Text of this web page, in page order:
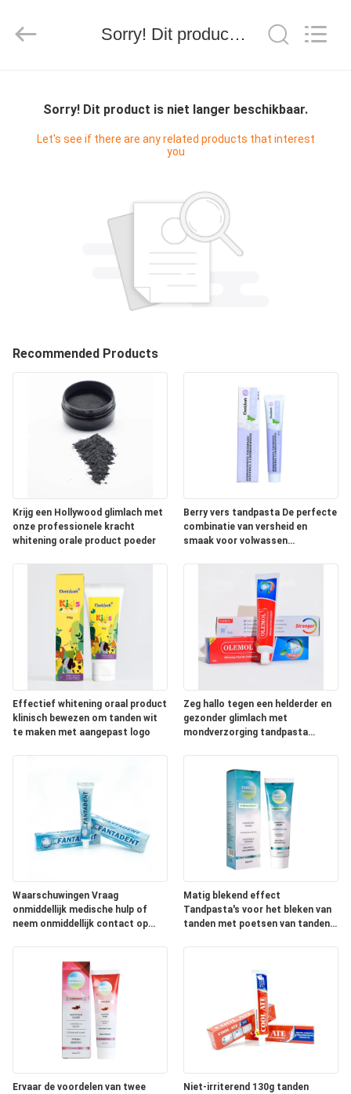
PRODUCTEN
ONGEVEER
FABRIEKSREIS
KWALITEITSCONTROLE
CONTACTEER
VERZOEK
OM
EEN
CITAAT
SITEMAP
PRIVACYBELEID
CENTER.
Sorry! Dit product is niet langer beschikbaar.
Sorry! Dit product is niet langer beschikbaar.
Let's see if there are any related products that interest
you
Recommended Products
Krijg een Hollywood glimlach met
onze professionele kracht
whitening orale product poeder
Berry vers tandpasta De perfecte
combinatie van versheid en
smaak voor volwassen
Effectief whitening oraal product
klinisch bewezen om tanden wit
te maken met aangepast logo
Zeg hallo tegen een helderder en
gezonder glimlach met
mondverzorging tandpasta
Waarschuwingen Vraag
onmiddellijk medische hulp of
neem onmiddellijk contact op
Matig blekend effect
Tandpasta's voor het bleken van
tanden met poetsen van tanden
Ervaar de voordelen van twee
Niet-irriterend 130g tanden